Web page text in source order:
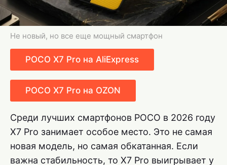
Не новый, но все еще мощный смартфон
POCO X7 Pro на AliExpress
POCO X7 Pro на OZON
Среди лучших смартфонов POCO в 2026 году
X7 Pro занимает особое место. Это не самая
новая модель, но самая обкатанная. Если
важна стабильность, то X7 Pro выигрывает у